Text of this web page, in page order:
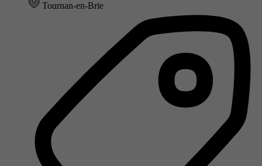
Tournan-en-Brie